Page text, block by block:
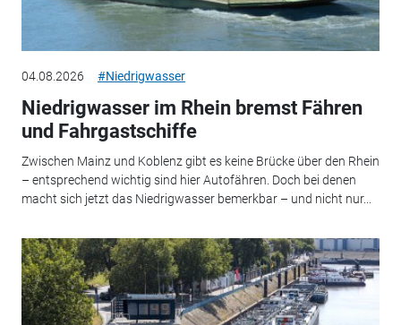
04.08.2026 #Niedrigwasser
Niedrigwasser im Rhein bremst Fähren
und Fahrgastschiffe
Zwischen Mainz und Koblenz gibt es keine Brücke über den Rhein
– entsprechend wichtig sind hier Autofähren. Doch bei denen
macht sich jetzt das Niedrigwasser bemerkbar – und nicht nur...